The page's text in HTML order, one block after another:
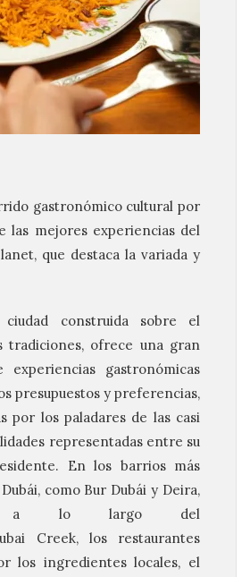
gastronómico cultural por
las mejores experiencias del
que destaca la variada y
ciudad construida sobre el
tradiciones, ofrece una gran
experiencias gastronómicas
presupuestos y preferencias,
por los paladares de las casi
representadas entre su
En los barrios más
como Bur Dubái y Deira,
a lo largo del
Creek, los restaurantes
los ingredientes locales, el